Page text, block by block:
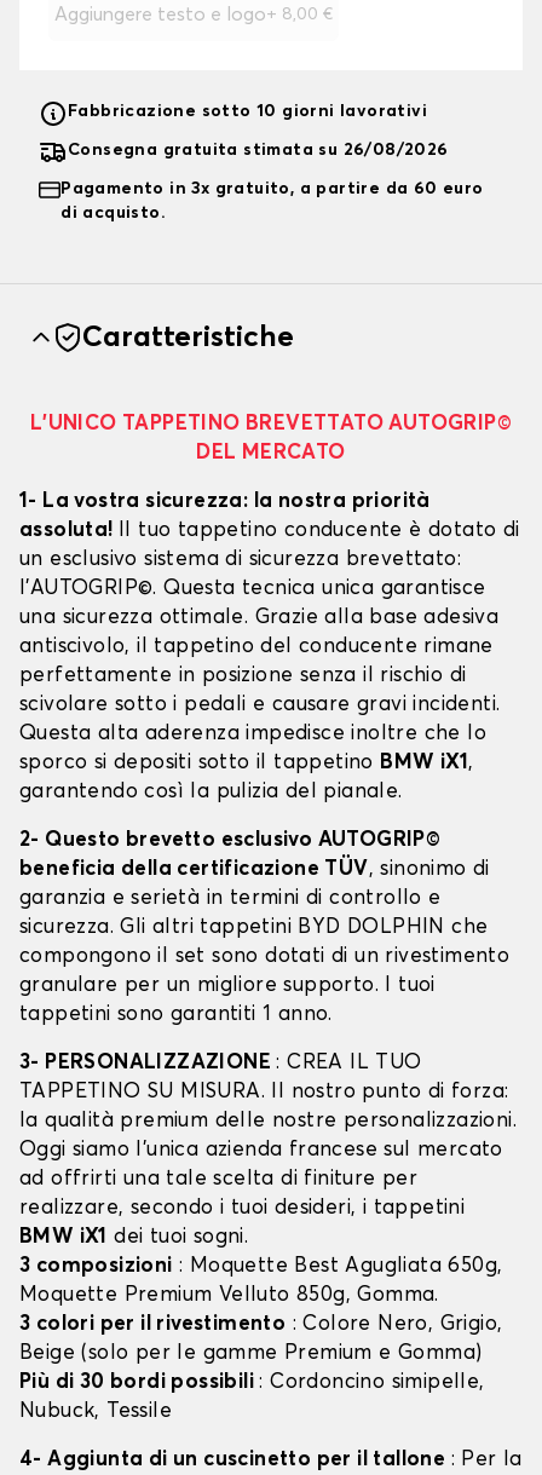
Aggiungere testo e logo+ 8,00 €
Fabbricazione sotto 10 giorni lavorativi
Consegna gratuita stimata su 26/08/2026
Pagamento in 3x gratuito, a partire da 60 euro
di acquisto.
Caratteristiche
L’UNICO TAPPETINO BREVETTATO AUTOGRIP©
DEL MERCATO
1- La vostra sicurezza: la nostra priorità
assoluta! Il tuo tappetino conducente è dotato di
un esclusivo sistema di sicurezza brevettato:
l’AUTOGRIP©. Questa tecnica unica garantisce
una sicurezza ottimale. Grazie alla base adesiva
antiscivolo, il tappetino del conducente rimane
perfettamente in posizione senza il rischio di
scivolare sotto i pedali e causare gravi incidenti.
Questa alta aderenza impedisce inoltre che lo
sporco si depositi sotto il tappetino BMW iX1,
garantendo così la pulizia del pianale.
2- Questo brevetto esclusivo AUTOGRIP©
beneficia della certificazione TÜV, sinonimo di
garanzia e serietà in termini di controllo e
sicurezza. Gli altri tappetini BYD DOLPHIN che
compongono il set sono dotati di un rivestimento
granulare per un migliore supporto. I tuoi
tappetini sono garantiti 1 anno.
3- PERSONALIZZAZIONE: CREA IL TUO
TAPPETINO SU MISURA. Il nostro punto di forza:
la qualità premium delle nostre personalizzazioni.
Oggi siamo l’unica azienda francese sul mercato
ad offrirti una tale scelta di finiture per
realizzare, secondo i tuoi desideri, i tappetini
BMW iX1 dei tuoi sogni.
3 composizioni : Moquette Best Agugliata 650g,
Moquette Premium Velluto 850g, Gomma.
3 colori per il rivestimento : Colore Nero, Grigio,
Beige (solo per le gamme Premium e Gomma)
Più di 30 bordi possibili: Cordoncino simipelle,
Nubuck, Tessile
4- Aggiunta di un cuscinetto per il tallone : Per la